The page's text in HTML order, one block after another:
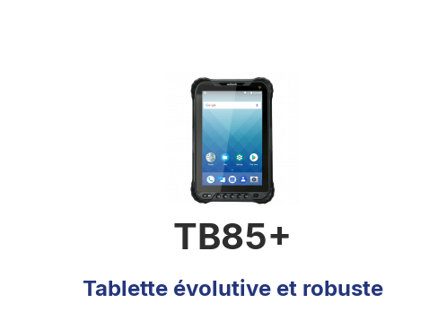
TB85+
Tablette évolutive et robuste